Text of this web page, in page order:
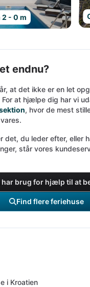
- 0 m
endnu?
at det ikke er en let
at hjælpe dig har vi
, hvor de mest
det, du leder efter, eller
står vores
har brug for hjælp til at
Find flere feriehuse
i Kroatien